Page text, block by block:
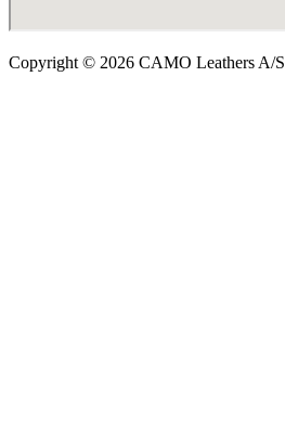
Copyright © 2026 CAMO Leathers A/S